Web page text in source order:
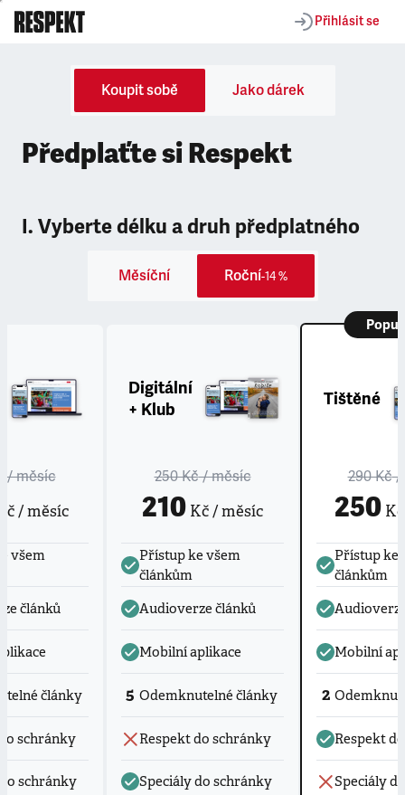
Přihlásit se
Koupit sobě Jako dárek
Předplaťte si Respekt
I. Vyberte délku a druh předplatného
Měsíční Roční-14 %
/ měsíc
/ měsíc
všem
článků
články
schránky
schránky
Digitální
+ Klub
250 Kč/ měsíc
210 Kč / měsíc
Přístup ke všem
článkům
Audioverze článků
Mobilní aplikace
5 Odemknutelné články
Respekt do schránky
Speciály do schránky
Tištěné
290 Kč/
250Kč
Přístup ke
článkům
Mobilní
2
Respekt
Speciály